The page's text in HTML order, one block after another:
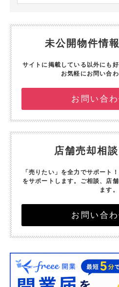
未公開物件情
サイトに掲載している以外にも
お気軽にお問い合わ
お問い合
店舗売却相
「売りたい」を全力でサポート！
をサポートします。 ご相談、店
ます。
お問い合